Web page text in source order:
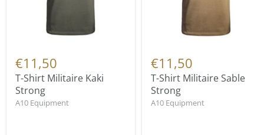
€11,50
T-Shirt Militaire Kaki
Strong
A10 Equipment
€11,50
T-Shirt Militaire Sable
Strong
A10 Equipment